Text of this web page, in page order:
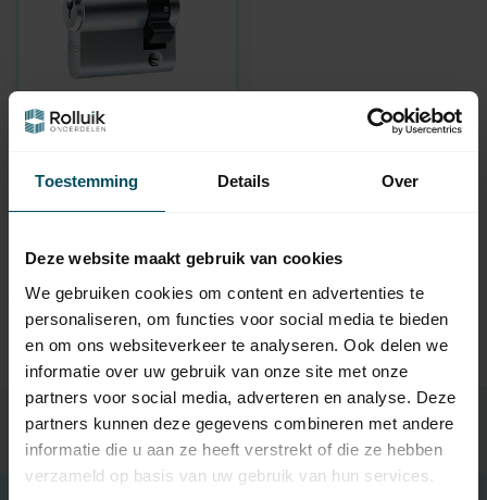
Toestemming Details Over
Deze website maakt gebruik van cookies
We gebruiken cookies om content en advertenties te
personaliseren, om functies voor social media te bieden
en om ons websiteverkeer te analyseren. Ook delen we
informatie over uw gebruik van onze site met onze
partners voor social media, adverteren en analyse. Deze
partners kunnen deze gegevens combineren met andere
informatie die u aan ze heeft verstrekt of die ze hebben
verzameld op basis van uw gebruik van hun services.
Halve europrofiel
42,95